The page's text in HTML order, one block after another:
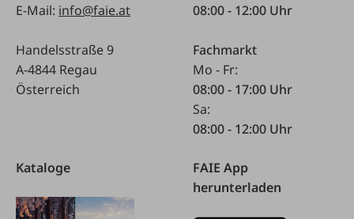
E-Mail: info@faie.at
Handelsstraße 9
A-4844 Regau
Österreich
08:00 - 12:00 Uhr
Fachmarkt
Mo - Fr:
08:00 - 17:00 Uhr
Sa:
08:00 - 12:00 Uhr
Kataloge
FAIE App
herunterladen